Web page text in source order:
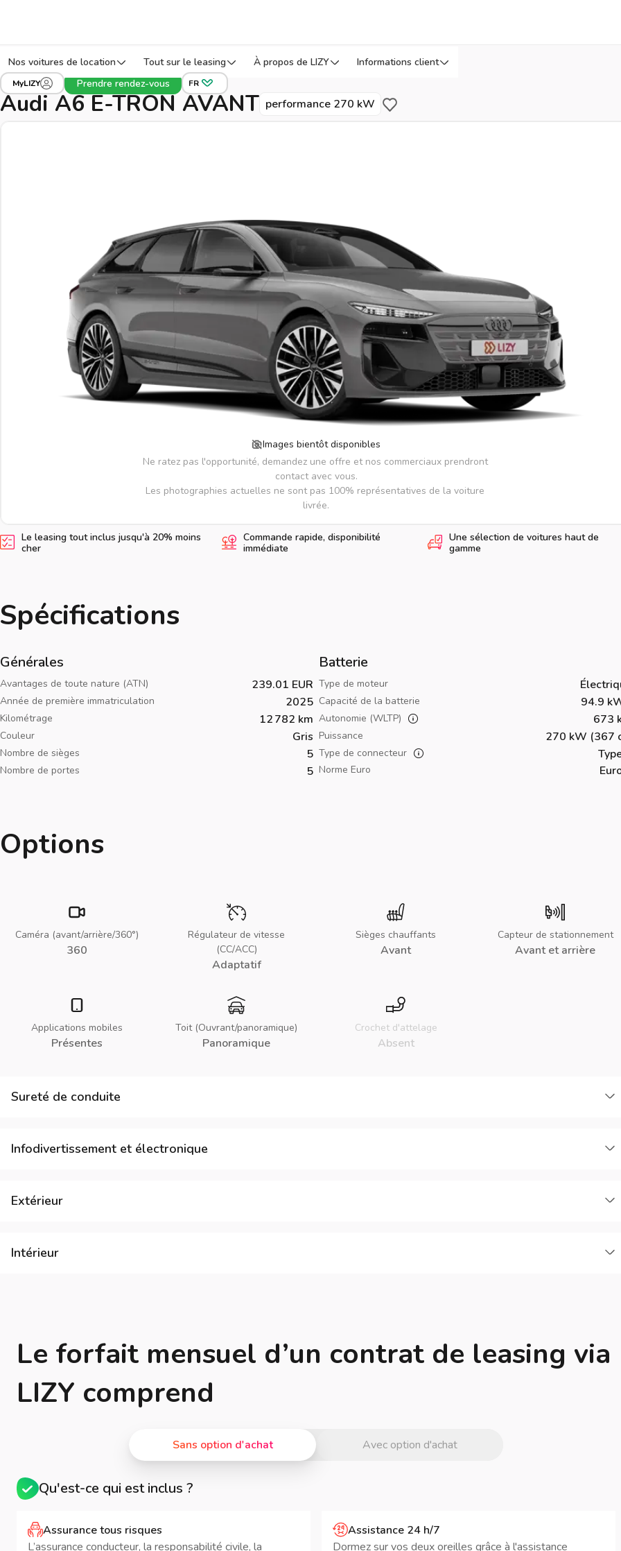
Nos voitures de location Tout sur le leasing À propos de LIZY Informations client
MyLIZY Prendre rendez-vous FR
Tous les véhicules A6 E-TRON AVANT
Audi A6 E-TRON AVANT performance 270 kW Sauvegarder pour plus tard
Images bientôt disponibles
Ne ratez pas l'opportunité, demandez une offre et nos commerciaux prendront
contact avec vous.
Les photographies actuelles ne sont pas 100% représentatives de la voiture
livrée.
Le leasing tout inclus jusqu'à 20% moins
cher
Commande rapide, disponibilité
immédiate
Une sélection de voitures haut de
gamme
Spécifications
Générales
Avantages de toute nature (ATN) 239.01 EUR
Année de première immatriculation 2025
Kilométrage 12 782 km
Couleur Gris
Nombre de sièges 5
Nombre de portes 5
Batterie
Type de moteur
Capacité de la batterie 94.9
Autonomie (WLTP) 673
Puissance 270 kW (367
Type de connecteur
Norme Euro
Options
Caméra (avant/arrière/360°)
360
Régulateur de vitesse
(CC/ACC)
Adaptatif
Sièges chauffants
Avant
Capteur de stationnement
Avant et arrière
Applications mobiles
Présentes
Toit (Ouvrant/panoramique)
Panoramique
Crochet d'attelage
Absent
Sureté de conduite
Infodivertissement et électronique
Extérieur
Intérieur
Le forfait mensuel d’un contrat de leasing via
LIZY comprend
Avec option d'achat
Sans option d'achat
Qu'est-ce qui est inclus ?
Assurance tous risques
L’assurance conducteur, la responsabilité civile, la
Assistance 24 h/7
Dormez sur vos deux oreilles grâce à l'assistance